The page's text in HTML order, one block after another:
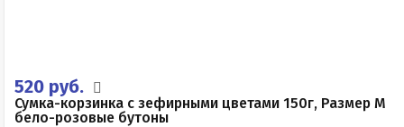
520 руб.
Сумка-корзинка с зефирными цветами 150г, Размер М
бело-розовые бутоны